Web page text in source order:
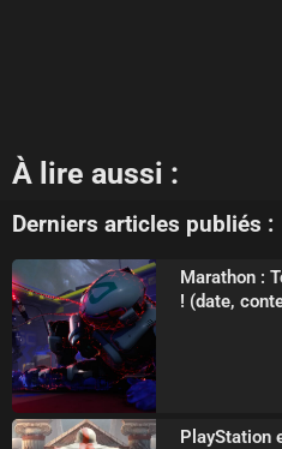
À lire aussi :
Derniers articles publiés :
Marathon :
! (date,
PlayStation